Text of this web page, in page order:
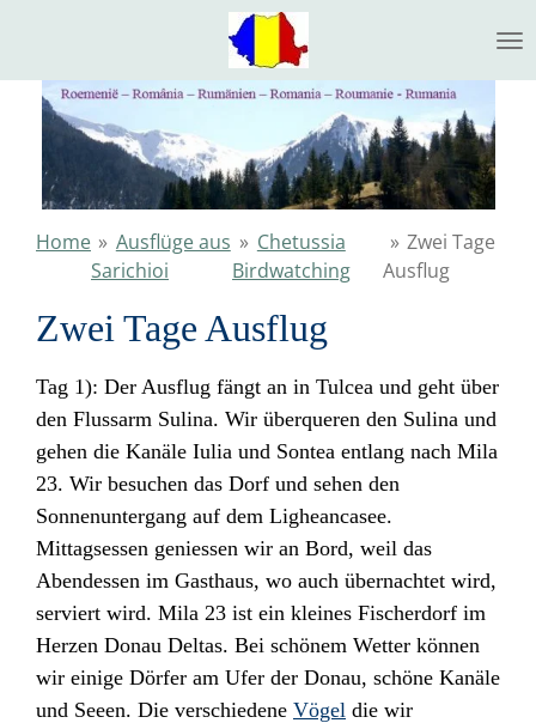
naar
hoofdinhoud
Home » Ausflüge aus
Sarichioi
» Chetussia
Birdwatching
» Zwei Tage
Ausflug
Zwei Tage Ausflug
Tag 1): Der Ausflug fängt an in Tulcea und geht über
den Flussarm Sulina. Wir überqueren den Sulina und
gehen die Kanäle Iulia und Sontea entlang nach Mila
23. Wir besuchen das Dorf und sehen den
Sonnenuntergang auf dem Ligheancasee.
Mittagsessen geniessen wir an Bord, weil das
Abendessen im Gasthaus, wo auch übernachtet wird,
serviert wird. Mila 23 ist ein kleines Fischerdorf im
Herzen Donau Deltas. Bei schönem Wetter können
wir einige Dörfer am Ufer der Donau, schöne Kanäle
und Seeen. Die verschiedene Vögel die wir